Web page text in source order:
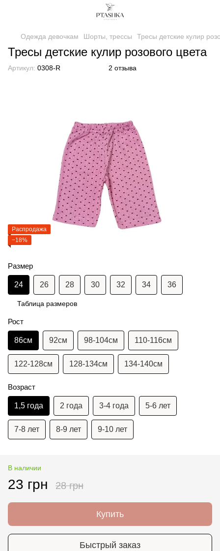
Одежда девочкам Шорты, трессы Тресы детские кулир
Тресы детские кулир розового цвета
Артикул: 0308-R 2 отзыва
Распродажа
−18%
Размер
24 26 28 30 32 34 36
Таблица размеров
Рост
86см 92см 98-104см 110-116см
122-128см 128-134см 134-140см
Возраст
1,5 года 2 года 3-4 года 5-6 лет
7-8 лет 8-9 лет 9-10 лет
В наличии
23 грн 28 грн
Купить
Быстрый заказ